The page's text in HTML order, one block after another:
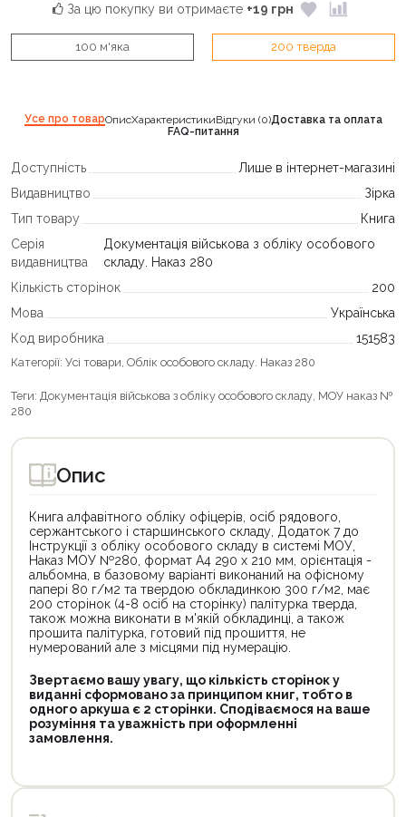
За цю покупку ви отримаєте +19 грн
100 м'яка 200 тверда
Усе про товарОписХарактеристикиВідгуки (0)Доставка та оплата
FAQ-питання
Доступність
Лише в інтернет-магазині
Видавництво
Зірка
Тип товару
Книга
Серія
видавництва
Документація військова з обліку особового
складу. Наказ 280
Кількість сторінок
200
Мова
Українська
Код виробника
151583
Категорії: Усі товари, Облік особового складу. Наказ 280
Теги: Документація військова з обліку особового складу, МОУ наказ №
280
Опис
Книга алфавітного обліку офіцерів, осіб рядового,
сержантського і старшинського складу, Додаток 7 до
Інструкції з обліку особового складу в системі МОУ,
Наказ МОУ №280, формат А4 290 х 210 мм, орієнтація -
альбомна, в базовому варіанті виконаний на офісному
папері 80 г/м2 та твердою обкладинкою 300 г/м2, має
200 сторінок (4-8 осіб на сторінку) палітурка тверда,
також можна виконати в м'якій обкладинці, а також
прошита палітурка, готовий під прошиття, не
нумерований але з місцями під нумерацію.
Звертаємо вашу увагу, що кількість сторінок у
виданні сформовано за принципом книг, тобто в
одного аркуша є 2 сторінки. Сподіваємося на ваше
розуміння та уважність при оформленні
замовлення.